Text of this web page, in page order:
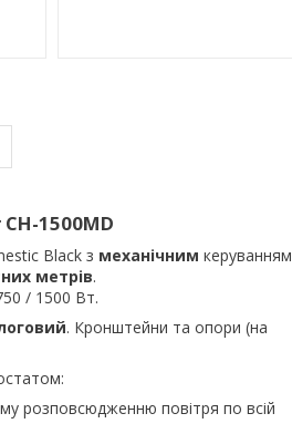
1500MD
Black з механічним керуванням
метрів.
/ 1500 Вт.
. Кронштейни та опори (на
розповсюдженню повітря по всій